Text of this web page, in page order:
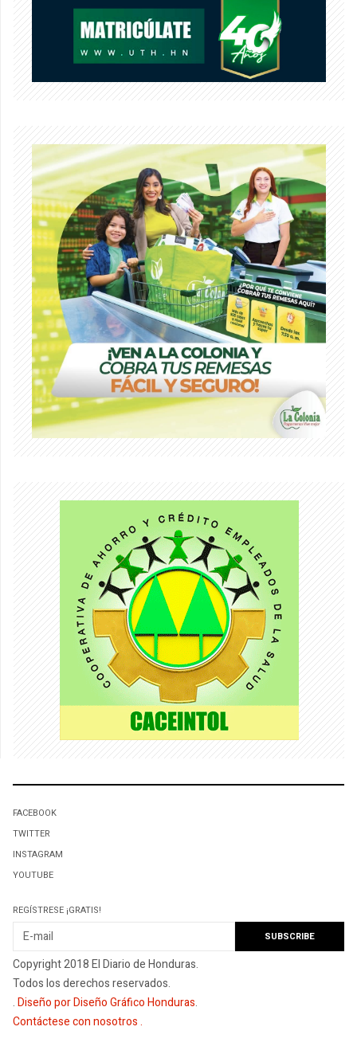
FACEBOOK
TWITTER
INSTAGRAM
YOUTUBE
REGÍSTRESE ¡GRATIS!
Copyright 2018 El Diario de Honduras.
Todos los derechos reservados.
.Diseño por Diseño Gráfico Honduras.
Contáctese con nosotros.